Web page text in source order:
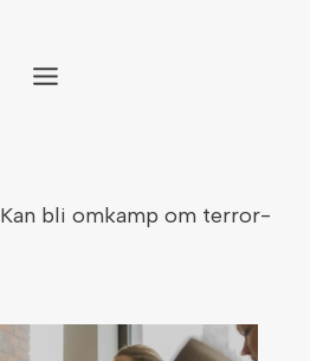
Kan bli omkamp om terror-